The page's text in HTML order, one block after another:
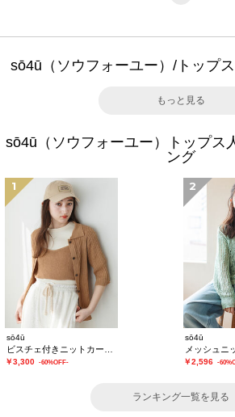
sō4ū（ソウフォーユー）/トップ
もっと見る
sō4ū（ソウフォーユー）トップス
ング
1
sō4ū
￥3,300 -60%OFF-
2
sō4ū
￥2,596 -
ランキング一覧を見る